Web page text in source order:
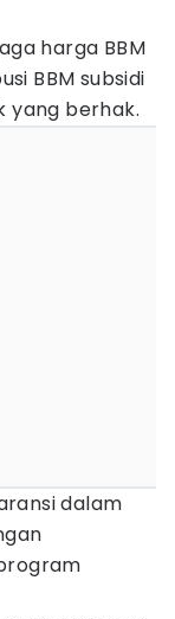
harga BBM
BBM subsidi
yang berhak.
dalam